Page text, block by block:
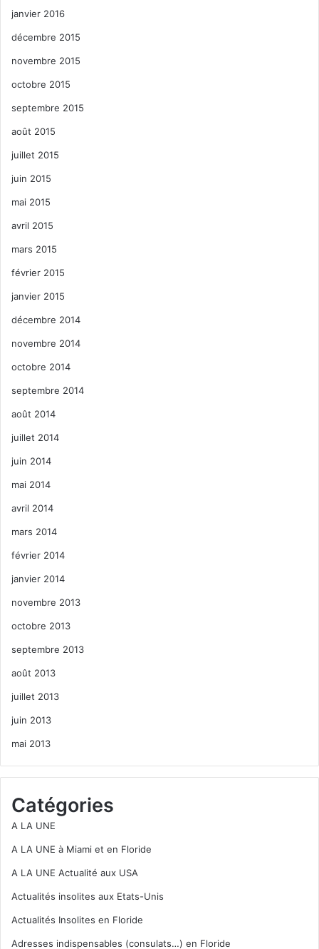
janvier 2016
décembre 2015
novembre 2015
octobre 2015
septembre 2015
août 2015
juillet 2015
juin 2015
mai 2015
avril 2015
mars 2015
février 2015
janvier 2015
décembre 2014
novembre 2014
octobre 2014
septembre 2014
août 2014
juillet 2014
juin 2014
mai 2014
avril 2014
mars 2014
février 2014
janvier 2014
novembre 2013
octobre 2013
septembre 2013
août 2013
juillet 2013
juin 2013
mai 2013
Catégories
A LA UNE
A LA UNE à Miami et en Floride
A LA UNE Actualité aux USA
Actualités insolites aux Etats-Unis
Actualités Insolites en Floride
Adresses indispensables (consulats…) en Floride